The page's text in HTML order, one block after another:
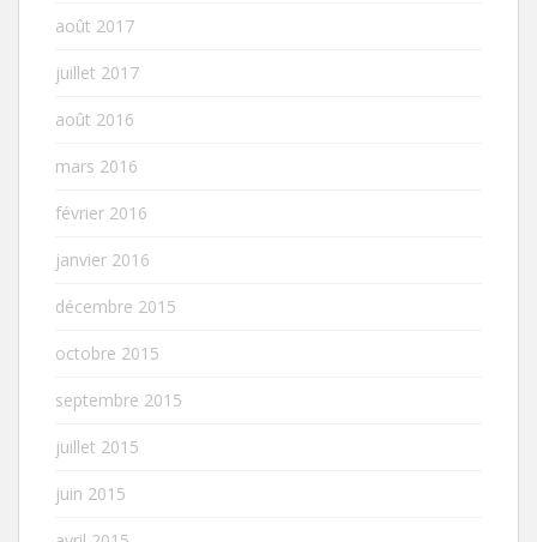
août 2017
juillet 2017
août 2016
mars 2016
février 2016
janvier 2016
décembre 2015
octobre 2015
septembre 2015
juillet 2015
juin 2015